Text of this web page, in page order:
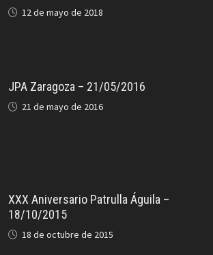
12 de mayo de 2018
JPA Zaragoza – 21/05/2016
21 de mayo de 2016
XXX Aniversario Patrulla Águila –
18/10/2015
18 de octubre de 2015